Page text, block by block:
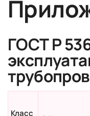
ГОСТ Р
Класс